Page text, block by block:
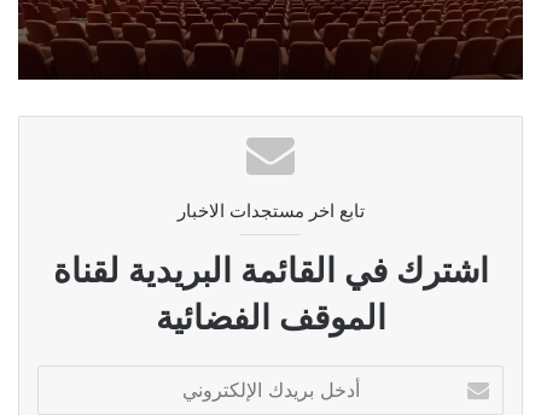
تابع اخر مستجدات الاخبار
اشترك في القائمة البريدية لقناة
الموقف الفضائية
بريدك